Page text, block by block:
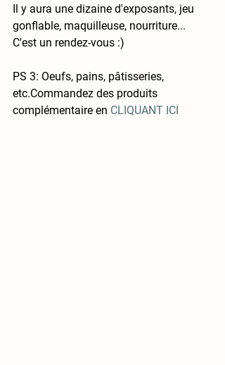
Il y aura une dizaine d'exposants, jeu
gonflable, maquilleuse, nourriture...
C'est un rendez-vous :)
PS 3: Oeufs, pains, pâtisseries,
etc.Commandez des produits
complémentaire en CLIQUANT ICI